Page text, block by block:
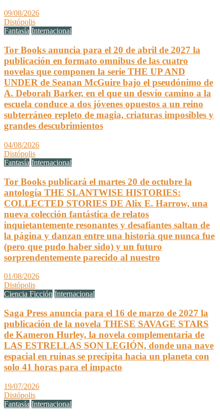
09/08/2026
Distópolis
Fantasía Internacional
Tor Books anuncia para el 20 de abril de 2027 la
publicación en formato omnibus de las cuatro
novelas que componen la serie THE UP AND
UNDER de Seanan McGuire bajo el pseudónimo de
A. Deborah Barker, en el que un desvío camino a la
escuela conduce a dos jóvenes opuestos a un reino
subterráneo repleto de magia, criaturas imposibles y
grandes descubrimientos
04/08/2026
Distópolis
Fantasía Internacional
Tor Books publicará el martes 20 de octubre la
antología THE SLANTWISE HISTORIES:
COLLECTED STORIES DE Alix E. Harrow, una
nueva colección fantástica de relatos
inquietantemente resonantes y desafiantes saltan de
la página y danzan entre una historia que nunca fue
(pero que pudo haber sido) y un futuro
sorprendentemente parecido al nuestro
01/08/2026
Distópolis
Ciencia Ficción Internacional
Saga Press anuncia para el 16 de marzo de 2027 la
publicación de la novela THESE SAVAGE STARS
de Kameron Hurley, la novela complementaria de
LAS ESTRELLAS SON LEGIÓN, donde una nave
espacial en ruinas se precipita hacia un planeta con
solo 41 horas para el impacto
19/07/2026
Distópolis
Fantasía Internacional